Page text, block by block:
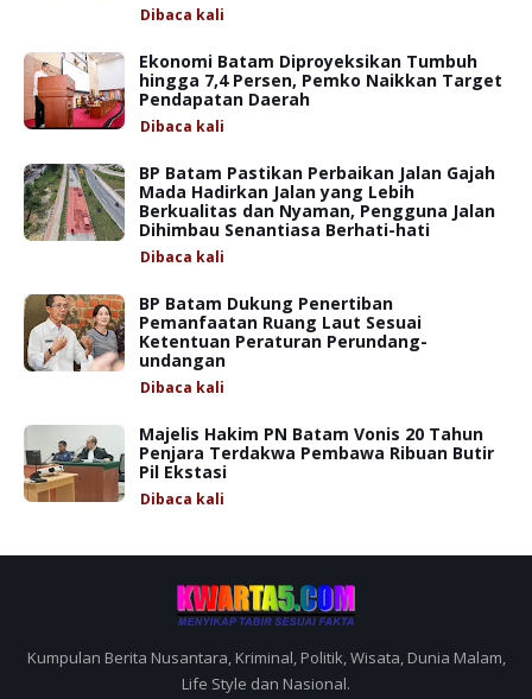
Dibaca kali
Ekonomi Batam Diproyeksikan Tumbuh
hingga 7,4 Persen, Pemko Naikkan Target
Pendapatan Daerah
Dibaca kali
BP Batam Pastikan Perbaikan Jalan Gajah
Mada Hadirkan Jalan yang Lebih
Berkualitas dan Nyaman, Pengguna Jalan
Dihimbau Senantiasa Berhati-hati
Dibaca kali
BP Batam Dukung Penertiban
Pemanfaatan Ruang Laut Sesuai
Ketentuan Peraturan Perundang-
undangan
Dibaca kali
Majelis Hakim PN Batam Vonis 20 Tahun
Penjara Terdakwa Pembawa Ribuan Butir
Pil Ekstasi
Dibaca kali
Kumpulan Berita Nusantara, Kriminal, Politik, Wisata, Dunia Malam,
Life Style dan Nasional.